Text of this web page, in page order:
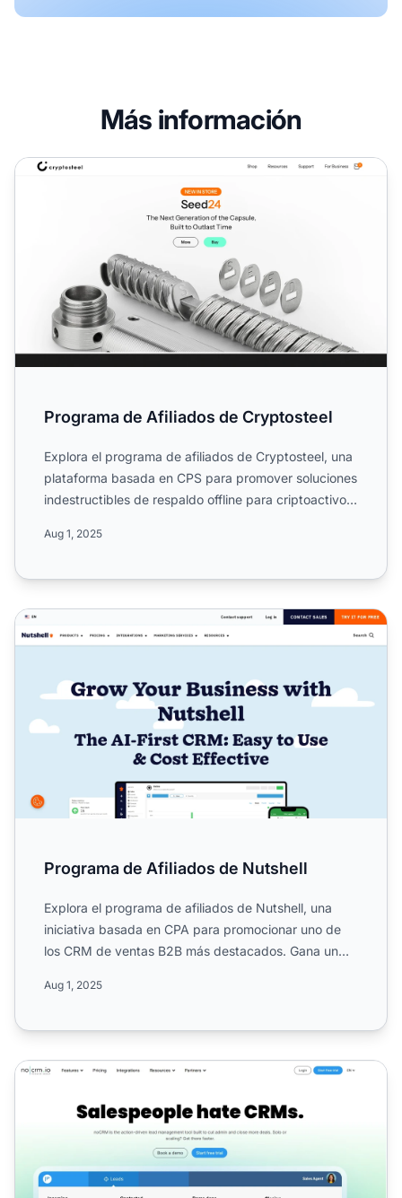
Más información
Programa de Afiliados de Cryptosteel
Programa de Afiliados de Cryptosteel
Explora el programa de afiliados de Cryptosteel, una
plataforma basada en CPS para promover soluciones
indestructibles de respaldo offline para criptoactivos.
Aug 1, 2025
Programa de Afiliados de Nutshell
Programa de Afiliados de Nutshell
Explora el programa de afiliados de Nutshell, una
iniciativa basada en CPA para promocionar uno de
los CRM de ventas B2B más destacados. Gana un
Aug 1, 2025
Programa de Afiliados de NoCRM.io